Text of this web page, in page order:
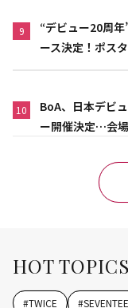
9
“デビュー20周
ース決定！ポス
10
BoA、日本デビ
ー開催決定…会
HOT TOPICS
#TWICE #